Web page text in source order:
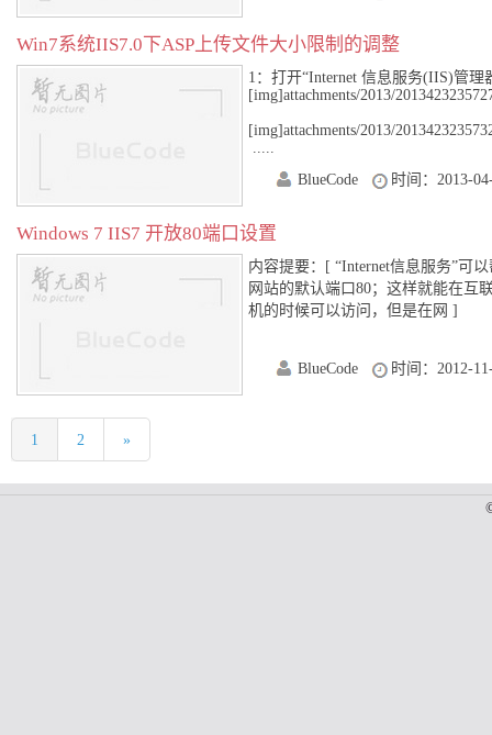
Win7系统IIS7.0下ASP上传文件大小限制的调整
1：打开“Internet 信息服务(IIS)管理
[img]attachments/2013/
[img]attachments/2013/
.....
BlueCode
时间：2013-
Windows 7 IIS7 开放80端口设置
内容提要：[ “Internet信息服务”可
网站的默认端口80；这样就能在互
机的时候可以访问，但是在网 ]
“Internet信息服务”可以帮助我们
BlueCode 时间：2012-
1 2 »